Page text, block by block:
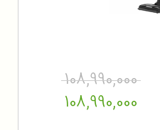
108,990,000
108,990,000